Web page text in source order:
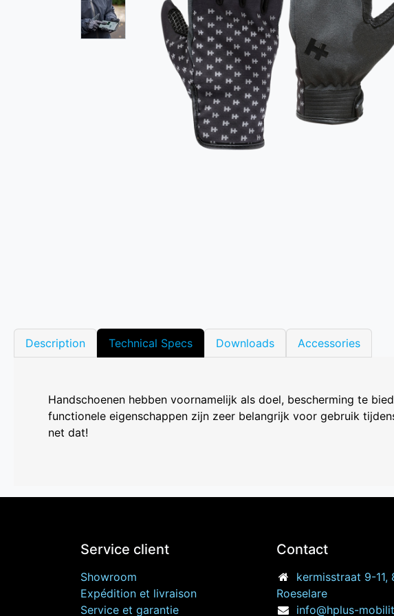
Description Technical Specs Downloads Accessories
Handschoenen hebben voornamelijk als doel, bescherming te
functionele eigenschappen zijn zeer belangrijk voor gebruik
net dat!
Service client
Showroom
Expédition et livraison
Service et garantie
Contact
kermisstraat 9-11,
Roeselare
info@hplus-